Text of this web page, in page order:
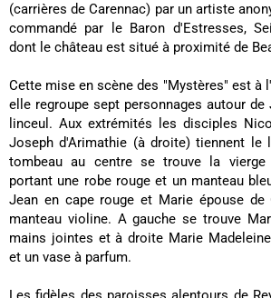
(carrières de Carennac) par un artiste
commandé par le Baron d'Estresses,
dont le château est situé à proximité de
Cette mise en scène des "Mystères" est à
elle regroupe sept personnages autour
linceul. Aux extrémités les disciples
Joseph d'Arimathie (à droite) tiennent le
tombeau au centre se trouve la vierge
portant une robe rouge et un manteau
Jean en cape rouge et Marie épouse de
manteau violine. A gauche se trouve
mains jointes et à droite Marie
et un vase à parfum.